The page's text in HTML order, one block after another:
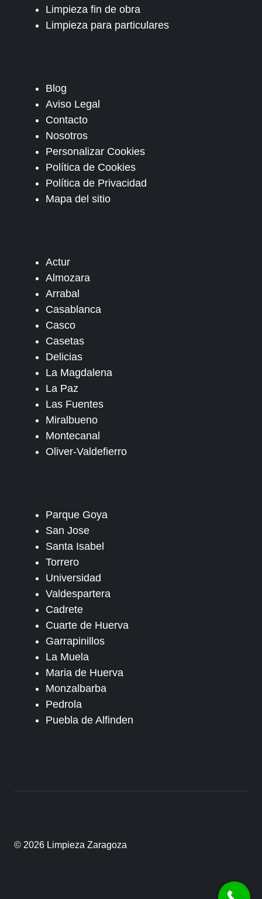
Limpieza fin de obra
Limpieza para particulares
Blog
Aviso Legal
Contacto
Nosotros
Personalizar Cookies
Política de Cookies
Política de Privacidad
Mapa del sitio
Actur
Almozara
Arrabal
Casablanca
Casco
Casetas
Delicias
La Magdalena
La Paz
Las Fuentes
Miralbueno
Montecanal
Oliver-Valdefierro
Parque Goya
San Jose
Santa Isabel
Torrero
Universidad
Valdespartera
Cadrete
Cuarte de Huerva
Garrapinillos
La Muela
Maria de Huerva
Monzalbarba
Pedrola
Puebla de Alfinden
© 2026 Limpieza Zaragoza